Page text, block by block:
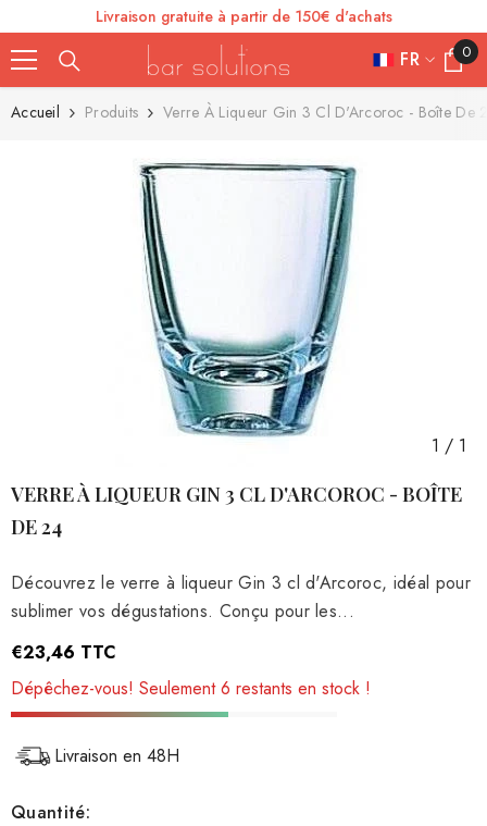
SE RENDRE AU CONTENU
Livraison gratuite à partir de 150€ d'achats
FR
FR
0
0
article
Accueil Produits Verre À Liqueur Gin 3 Cl D'Arcoroc - Boîte De
1 / 1
VERRE À LIQUEUR GIN 3 CL D'ARCOROC - BOÎTE
DE 24
Découvrez le verre à liqueur Gin 3 cl d'Arcoroc, idéal pour
sublimer vos dégustations. Conçu pour les...
€23,46 TTC
Dépêchez-vous! Seulement 6 restants en stock !
Livraison en 48H
Quantité: